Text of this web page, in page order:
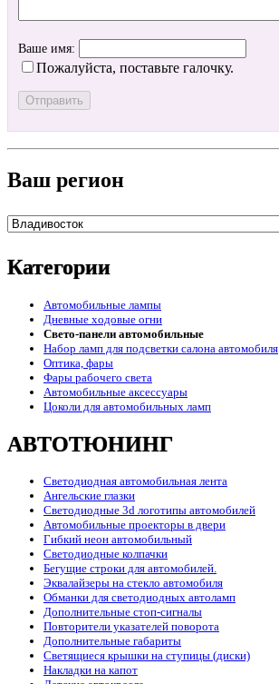
Ваше имя:
Пожалуйста, поставьте галочку.
Ваш регион
Категории
Автомобильные лампы
Дневные ходовые огни
Свето-панели автомобильные
Набор ламп для подсветки салона автомобиля
Оптика, фары
Фары рабочего света
Автомобильные аксессуары
Цоколи для автомобильных ламп
АВТОТЮНИНГ
Светодиодная автомобильная лента
Ангельские глазки
Светодиодные 3d логотипы автомобилей
Автомобильные проекторы в двери
Гибкий неон автомобильный
Светодиодные колпачки
Бегущие строки для автомобилей.
Эквалайзеры на стекло автомобиля
Обманки для светодиодных автоламп
Дополнительные стоп-сигналы
Повторители указателей поворота
Дополнительные габариты
Светящиеся крышки на ступицы (диски)
Накладки на капот